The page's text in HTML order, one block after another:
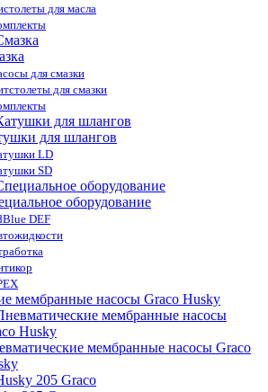
для масла
для смазки
для смазки
для шлангов
LD
SD
оборудование
DEF
мембранные насосы Graco Husky
мембранные насосы Graco